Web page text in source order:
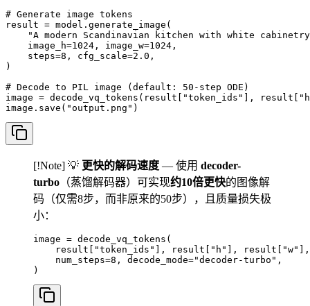
# Generate image tokens
result = model.generate_image(
"A modern Scandinavian kitchen with white
    image_h=1024, image_w=1024,
    steps=8, cfg_scale=2.0,
)
# Decode to PIL image (default: 50-step ODE)
image = decode_vq_tokens(result["token_ids"],
image.save("output.png")
[!Note] 💡 更快的解码速度 — 使用 decoder-
turbo （蒸馏解码器）可实现约10倍更快的图像解
码（仅需8步，而非原来的50步），且质量损失极
小：
image = decode_vq_tokens(
result["token_ids"], result["h"],
    num_steps=8, decode_mode="decoder-turbo",
)